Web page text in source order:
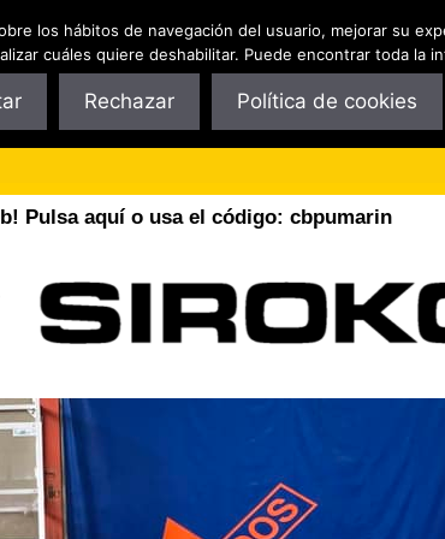
Tecnificación y Campus
Pulsa aquí o usa el código: cbpumarin
los hábitos de navegación del usuario, mejorar su
cuáles quiere deshabilitar. Puede encontrar toda la
Rechazar Política de cookies